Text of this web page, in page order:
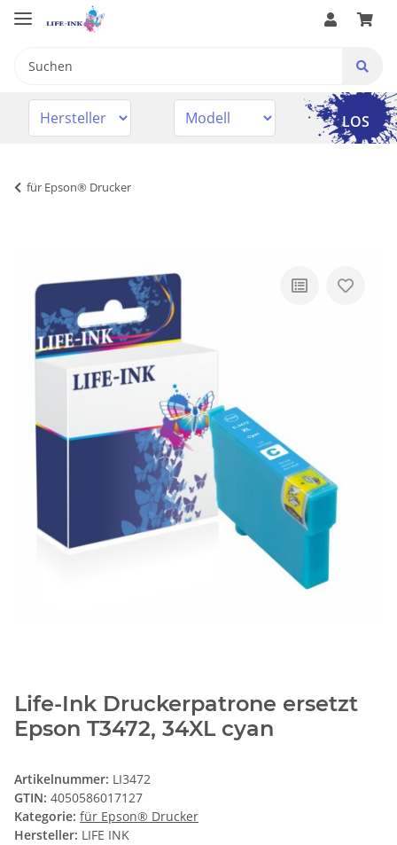
LOS
für Epson® Drucker
Life-Ink Druckerpatrone ersetzt
Epson T3472, 34XL cyan
Artikelnummer: LI3472
GTIN: 4050586017127
Kategorie: für Epson® Drucker
Hersteller: LIFE INK